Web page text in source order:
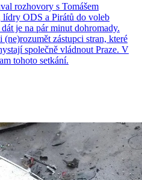
rozhovory s Tomášem
ODS a Pirátů do voleb
je na pár minut dohromady.
zástupci stran, které
společně vládnout Praze. V
tohoto setkání.